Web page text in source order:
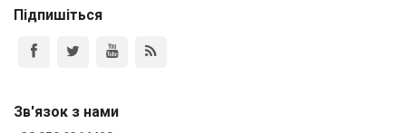
Підпишіться
Зв'язок з нами